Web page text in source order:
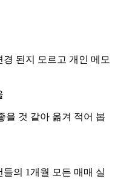
된지 모르고 개인 메모
을 것 같아 옮겨 적어 봅
의 1개월 모든 매매 실